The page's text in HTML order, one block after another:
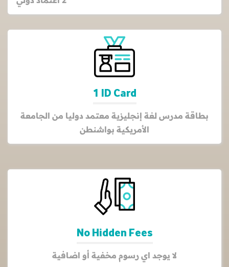
1 ID Card
بطاقة مدرس لغة إنجليزية معتمد دوليا من الجامعة
الأمريكية بواشنطن
No Hidden Fees
لا يوجد اي رسوم مخفية أو اضافية